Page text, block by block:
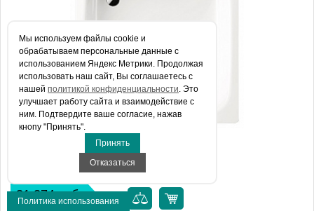
Поддон для душа Kaldewei Sanidusch 395
31 274 руб.
Политика использования
Мы используем файлы сookie и
обрабатываем персональные данные с
использованием Яндекс Метрики. Продолжая
использовать наш сайт, Вы соглашаетесь с
нашей политикой конфиденциальности. Это
улучшает работу сайта и взаимодействие с
ним. Подтвердите ваше согласие, нажав
кнопу "Принять".
Принять
Отказаться